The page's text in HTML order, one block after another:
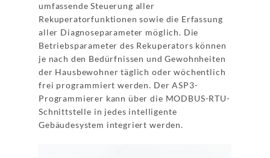
umfassende Steuerung aller
Rekuperatorfunktionen sowie die Erfassung
aller Diagnoseparameter möglich. Die
Betriebsparameter des Rekuperators können
je nach den Bedürfnissen und Gewohnheiten
der Hausbewohner täglich oder wöchentlich
frei programmiert werden. Der ASP3-
Programmierer kann über die MODBUS-RTU-
Schnittstelle in jedes intelligente
Gebäudesystem integriert werden.